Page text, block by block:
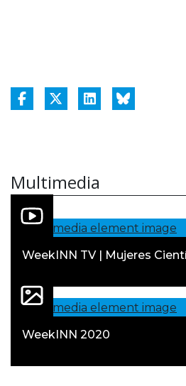
Multimedia
WeekINN TV | Mujeres
WeekINN 2020